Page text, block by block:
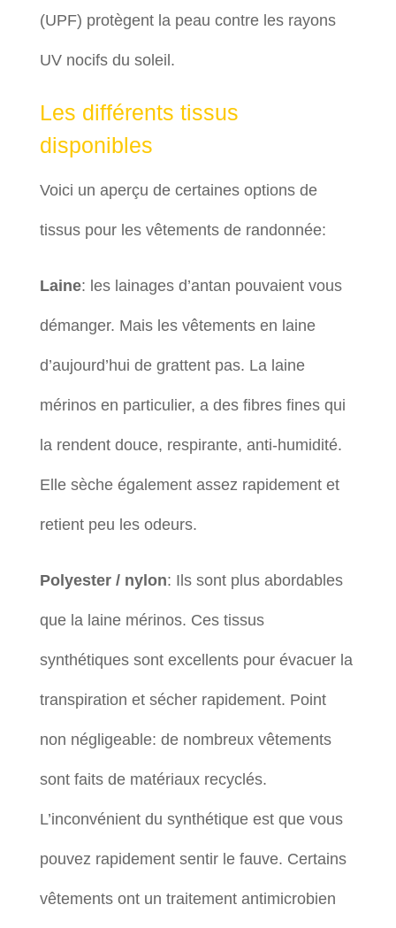
(UPF) protègent la peau contre les rayons
UV nocifs du soleil.
Les différents tissus
disponibles
Voici un aperçu de certaines options de
tissus pour les vêtements de randonnée:
Laine: les lainages d’antan pouvaient vous
démanger. Mais les vêtements en laine
d’aujourd’hui de grattent pas. La laine
mérinos en particulier, a des fibres fines qui
la rendent douce, respirante, anti-humidité.
Elle sèche également assez rapidement et
retient peu les odeurs.
Polyester / nylon: Ils sont plus abordables
que la laine mérinos. Ces tissus
synthétiques sont excellents pour évacuer la
transpiration et sécher rapidement. Point
non négligeable: de nombreux vêtements
sont faits de matériaux recyclés.
L’inconvénient du synthétique est que vous
pouvez rapidement sentir le fauve. Certains
vêtements ont un traitement antimicrobien